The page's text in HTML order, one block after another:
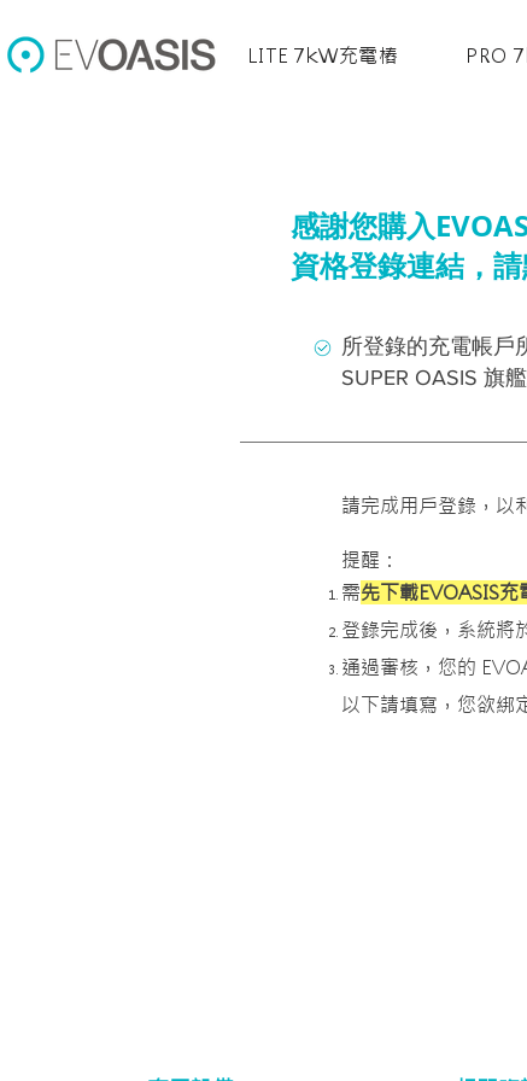
LITE 7kW充電樁 PRO
感謝您購入
資格登錄連結，
所登錄的充電帳戶
SUPER OASIS 旗
請完成用戶登錄，以
提醒：
需先下載EVOASIS
登錄完成後，系統將
通過審核，您的
以下請填寫，您欲綁